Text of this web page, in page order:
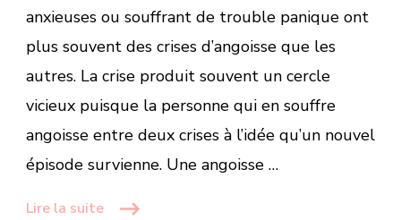
anxieuses ou souffrant de trouble panique ont
plus souvent des crises d’angoisse que les
autres. La crise produit souvent un cercle
vicieux puisque la personne qui en souffre
angoisse entre deux crises à l’idée qu’un nouvel
épisode survienne. Une angoisse …
Lire la suite